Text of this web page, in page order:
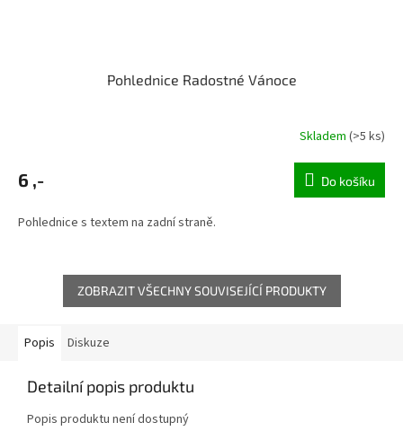
Pohlednice Radostné Vánoce
Skladem (>5 ks)
6 ,- Do košíku
Pohlednice s textem na zadní straně.
ZOBRAZIT VŠECHNY SOUVISEJÍCÍ PRODUKTY
Popis Diskuze
Detailní popis produktu
Popis produktu není dostupný